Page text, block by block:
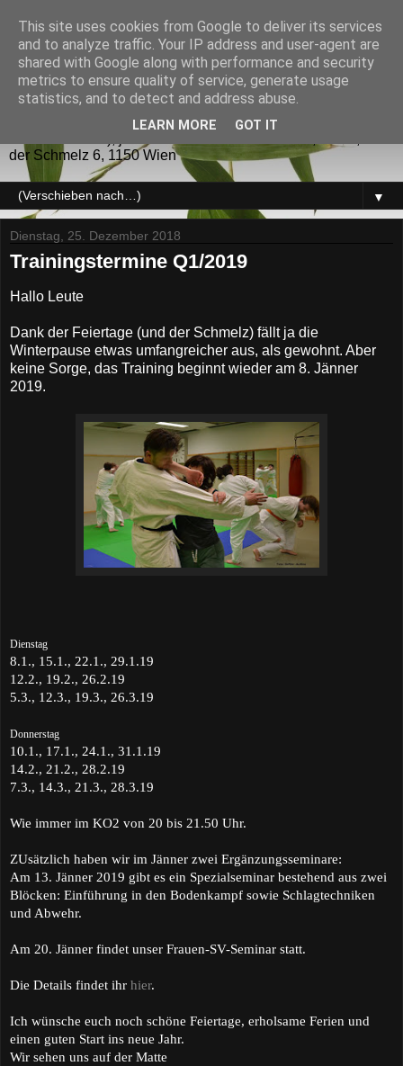
GoRyu - JuJitsu
GoRyu - JuJitsu (五龍) JuJitsu sowie verwandte
Kampfsysteme für die Selbstverteidigung und als Sport.
Trainingszeiten: Dienstag und Donnerstag (während des
der Schmelz 6, 1150 Wien
▼
Dienstag, 25. Dezember 2018
Trainingstermine Q1/2019
Hallo Leute
Dank der Feiertage (und der Schmelz) fällt ja die
Winterpause etwas umfangreicher aus, als gewohnt. Aber
keine Sorge, das Training beginnt wieder am 8. Jänner
2019.
Dienstag
8.1., 15.1., 22.1., 29.1.19
12.2., 19.2., 26.2.19
5.3., 12.3., 19.3., 26.3.19
Donnerstag
10.1., 17.1., 24.1., 31.1.19
14.2., 21.2., 28.2.19
7.3., 14.3., 21.3., 28.3.19
Wie immer im KO2 von 20 bis 21.50 Uhr.
ZUsätzlich haben wir im Jänner zwei Ergänzungsseminare:
Am 13. Jänner 2019 gibt es ein Spezialseminar bestehend aus zwei
Blöcken: Einführung in den Bodenkampf sowie Schlagtechniken
und Abwehr.
Am 20. Jänner findet unser Frauen-SV-Seminar statt.
Die Details findet ihr hier.
Ich wünsche euch noch schöne Feiertage, erholsame Ferien und
einen guten Start ins neue Jahr.
Wir sehen uns auf der Matte
This site uses cookies from Google to deliver its services
and to analyze traffic. Your IP address and user-agent are
shared with Google along with performance and security
metrics to ensure quality of service, generate usage
statistics, and to detect and address abuse.
LEARN MORE GOT IT